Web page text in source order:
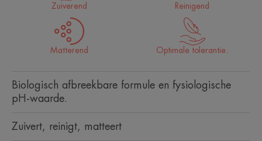
Zuiverend Reinigend
Matterend Optimale tolerantie.
Biologisch afbreekbare formule en fysiologische
pH-waarde.
Zuivert, reinigt, matteert